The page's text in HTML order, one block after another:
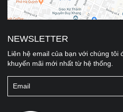
NEWSLETTER
Liên hệ email của bạn với chúng tôi
khuyến mãi mới nhất từ hệ thống.